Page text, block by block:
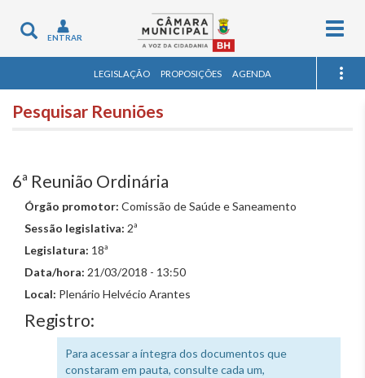
Toggle
navigation
ENTRAR
LEGISLAÇÃO PROPOSIÇÕES AGENDA
Pesquisar Reuniões
6ª Reunião Ordinária
Órgão promotor: Comissão de Saúde e Saneamento
Sessão legislativa: 2ª
Legislatura: 18ª
Data/hora: 21/03/2018 - 13:50
Local: Plenário Helvécio Arantes
Registro:
Para acessar a íntegra dos documentos que
constaram em pauta, consulte cada um,